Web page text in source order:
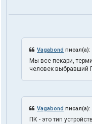
o
Vagabond писал(а):
Мы все пекари,
человек выбравший
Vagabond писал(а):
ПК - это тип